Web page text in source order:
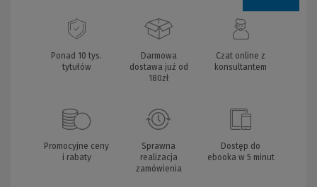
Ponad 10 tys.
tytułów
Darmowa
dostawa już od
180zł
Czat online z
konsultantem
Promocyjne ceny
i rabaty
Sprawna
realizacja
zamówienia
Dostęp do
ebooka w 5 minut